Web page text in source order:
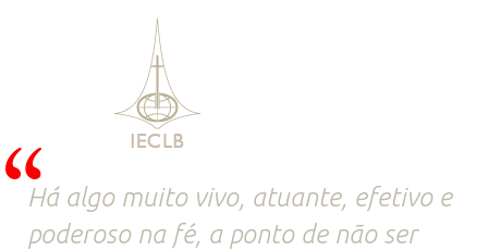
Há algo muito vivo, atuante, efetivo e
poderoso na fé, a ponto de não ser